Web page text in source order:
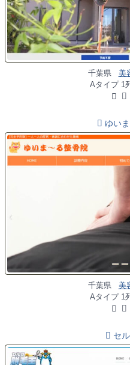
千葉県
美
Aタイプ 1
ゆい
千葉県
美
Aタイプ 1
セ